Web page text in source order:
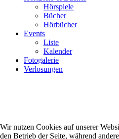
Hörspiele
Bücher
Hörbücher
Events
Liste
Kalender
Fotogalerie
Verlosungen
Wir nutzen Cookies auf unserer
den Betrieb der Seite, während